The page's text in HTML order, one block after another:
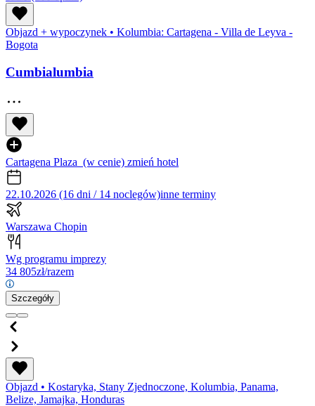
Objazd + wypoczynek • Kolumbia: Cartagena - Villa de Leyva -
Bogota
Cumbialumbia
Cartagena Plaza (w cenie) zmień hotel
22.10.2026 (16 dni / 14 noclegów)inne terminy
Warszawa Chopin
Wg programu imprezy
34 805zł/razem
Szczegóły
Objazd • Kostaryka, Stany Zjednoczone, Kolumbia, Panama,
Belize, Jamajka, Honduras